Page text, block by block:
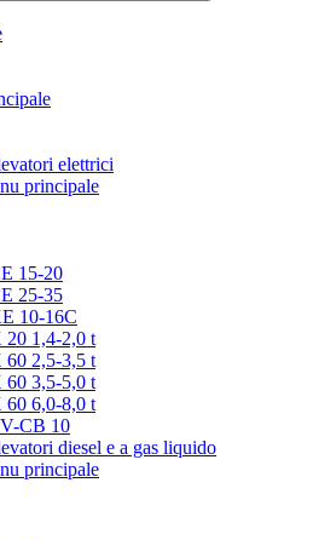
elettrici
principale
15-20
25-35
10-16C
20 1,4-2,0 t
60 2,5-3,5 t
60 3,5-5,0 t
60 6,0-8,0 t
CB 10
diesel e a gas liquido
principale